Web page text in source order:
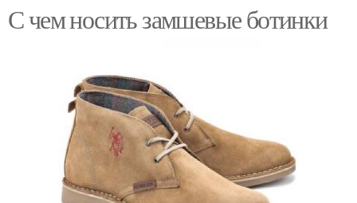
С чем носить замшевые ботинки